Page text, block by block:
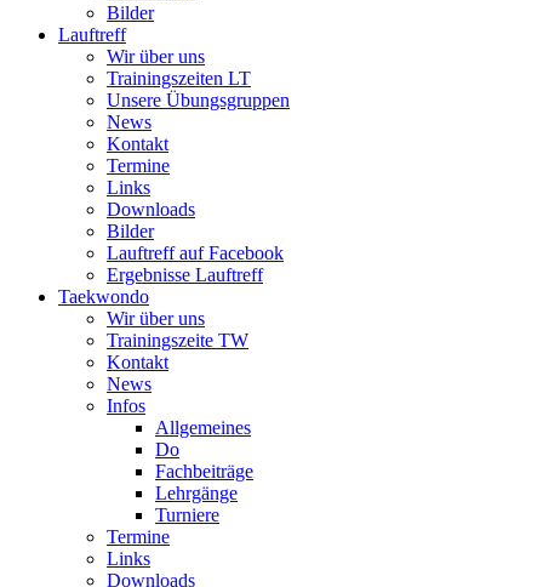
Bilder
Lauftreff
Wir über uns
Trainingszeiten LT
Unsere Übungsgruppen
News
Kontakt
Termine
Links
Downloads
Bilder
Lauftreff auf Facebook
Ergebnisse Lauftreff
Taekwondo
Wir über uns
Trainingszeite TW
Kontakt
News
Infos
Allgemeines
Do
Fachbeiträge
Lehrgänge
Turniere
Termine
Links
Downloads